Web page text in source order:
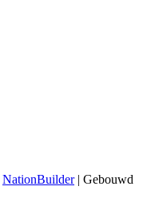
NationBuilder| Gebouwd